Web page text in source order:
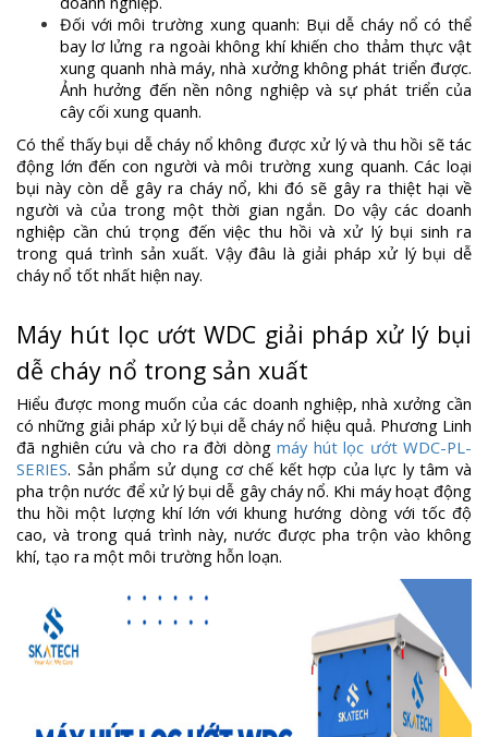
Đối với môi trường xung quanh: Bụi dễ cháy nổ có thể
bay lơ lửng ra ngoài không khí khiến cho thảm thực vật
xung quanh nhà máy, nhà xưởng không phát triển được.
Ảnh hưởng đến nền nông nghiệp và sự phát triển của
cây cối xung quanh.
Có thể thấy bụi dễ cháy nổ không được xử lý và thu hồi sẽ tác
động lớn đến con người và môi trường xung quanh. Các loại
bụi này còn dễ gây ra cháy nổ, khi đó sẽ gây ra thiệt hại về
người và của trong một thời gian ngắn. Do vậy các doanh
nghiệp cần chú trọng đến việc thu hồi và xử lý bụi sinh ra
trong quá trình sản xuất. Vậy đâu là giải pháp xử lý bụi dễ
cháy nổ tốt nhất hiện nay.
Máy hút lọc ướt WDC giải pháp xử lý bụi
dễ cháy nổ trong sản xuất
Hiểu được mong muốn của các doanh nghiệp, nhà xưởng cần
có những giải pháp xử lý bụi dễ cháy nổ hiệu quả. Phương Linh
đã nghiên cứu và cho ra đời dòng máy hút lọc ướt WDC-PL-
SERIES. Sản phẩm sử dụng cơ chế kết hợp của lực ly tâm và
pha trộn nước để xử lý bụi dễ gây cháy nổ. Khi máy hoạt động
thu hồi một lượng khí lớn với khung hướng dòng với tốc độ
cao, và trong quá trình này, nước được pha trộn vào không
khí, tạo ra một môi trường hỗn loạn.